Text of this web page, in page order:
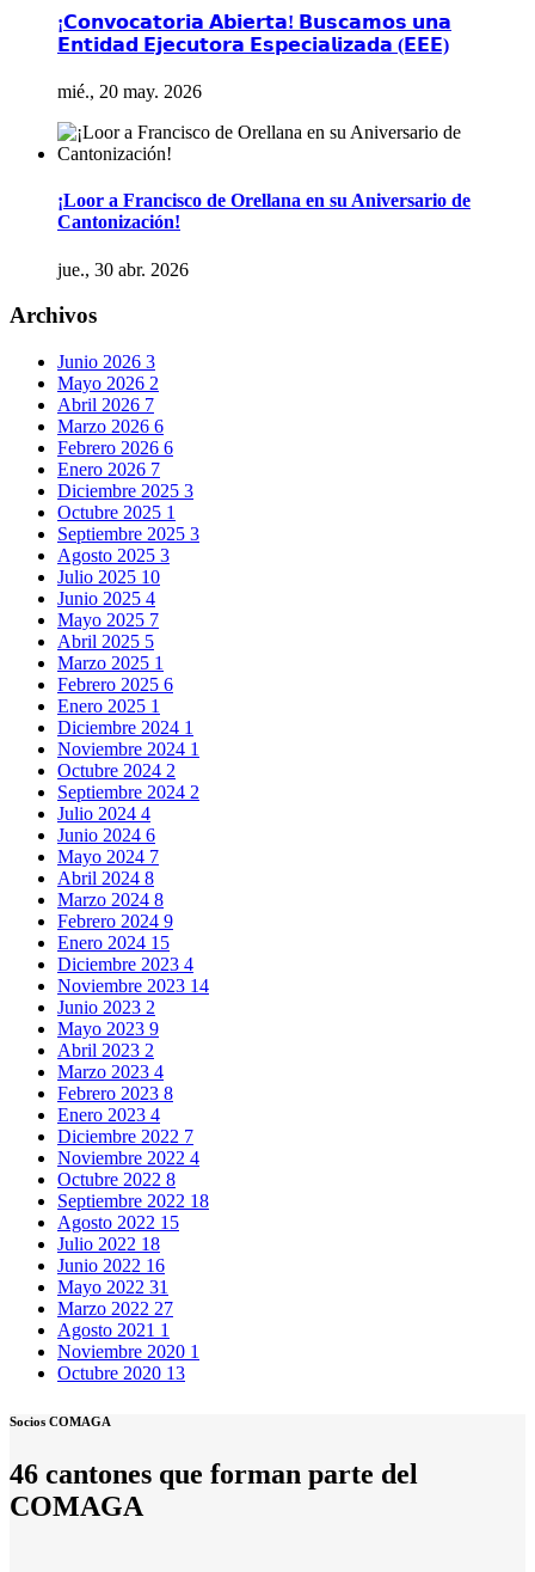
¡𝗖𝗼𝗻𝘃𝗼𝗰𝗮𝘁𝗼𝗿𝗶𝗮 𝗔𝗯𝗶𝗲𝗿𝘁𝗮! 𝗕𝘂𝘀𝗰𝗮𝗺𝗼𝘀 𝘂𝗻𝗮
𝗘𝗻𝘁𝗶𝗱𝗮𝗱 𝗘𝗷𝗲𝗰𝘂𝘁𝗼𝗿𝗮 𝗘𝘀𝗽𝗲𝗰𝗶𝗮𝗹𝗶𝘇𝗮𝗱𝗮 (𝗘𝗘𝗘)
mié., 20 may. 2026
¡Loor a Francisco de Orellana en su Aniversario de
Cantonización!
jue., 30 abr. 2026
Archivos
Junio 2026 3
Mayo 2026 2
Abril 2026 7
Marzo 2026 6
Febrero 2026 6
Enero 2026 7
Diciembre 2025 3
Octubre 2025 1
Septiembre 2025 3
Agosto 2025 3
Julio 2025 10
Junio 2025 4
Mayo 2025 7
Abril 2025 5
Marzo 2025 1
Febrero 2025 6
Enero 2025 1
Diciembre 2024 1
Noviembre 2024 1
Octubre 2024 2
Septiembre 2024 2
Julio 2024 4
Junio 2024 6
Mayo 2024 7
Abril 2024 8
Marzo 2024 8
Febrero 2024 9
Enero 2024 15
Diciembre 2023 4
Noviembre 2023 14
Junio 2023 2
Mayo 2023 9
Abril 2023 2
Marzo 2023 4
Febrero 2023 8
Enero 2023 4
Diciembre 2022 7
Noviembre 2022 4
Octubre 2022 8
Septiembre 2022 18
Agosto 2022 15
Julio 2022 18
Junio 2022 16
Mayo 2022 31
Marzo 2022 27
Agosto 2021 1
Noviembre 2020 1
Octubre 2020 13
Socios COMAGA
46 cantones que forman parte del
COMAGA